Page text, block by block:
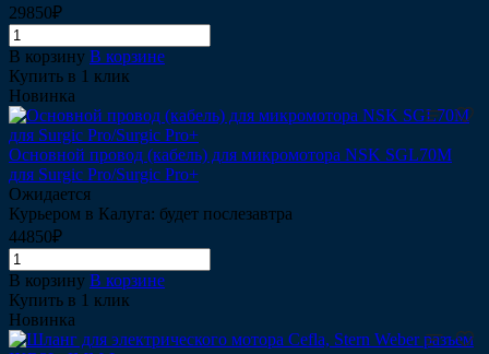
29850₽
В корзину В корзине
Купить в 1 клик
Новинка
Основной провод (кабель) для микромотора NSK SGL70M
для Surgic Pro/Surgic Pro+
Ожидается
Курьером в Калуга: будет послезавтра
44850₽
В корзину В корзине
Купить в 1 клик
Новинка